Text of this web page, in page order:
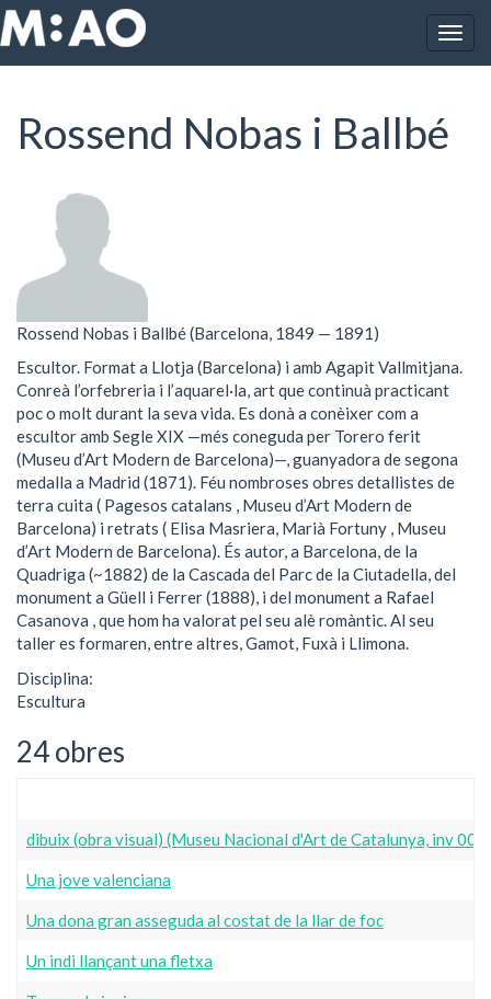
Vés al contingut
Inici Rossend Nobas i Ballbé
Rossend Nobas i Ballbé
Rossend Nobas i Ballbé (Barcelona, 1849 — 1891)
Escultor. Format a Llotja (Barcelona) i amb Agapit Vallmitjana.
Conreà l’orfebreria i l’aquarel·la, art que continuà practicant
poc o molt durant la seva vida. Es donà a conèixer com a
escultor amb Segle XIX —més coneguda per Torero ferit
(Museu d’Art Modern de Barcelona)—, guanyadora de segona
medalla a Madrid (1871). Féu nombroses obres detallistes de
terra cuita ( Pagesos catalans , Museu d’Art Modern de
Barcelona) i retrats ( Elisa Masriera, Marià Fortuny , Museu
d’Art Modern de Barcelona). És autor, a Barcelona, de la
Quadriga (~1882) de la Cascada del Parc de la Ciutadella, del
monument a Güell i Ferrer (1888), i del monument a Rafael
Casanova , que hom ha valorat pel seu alè romàntic. Al seu
taller es formaren, entre altres, Gamot, Fuxà i Llimona.
Disciplina:
Escultura
24 obres
dibuix (obra visual) (Museu Nacional d'Art de Catalunya, inv
Una jove valenciana
Una dona gran asseguda al costat de la llar de foc
Un indi llançant una fletxa